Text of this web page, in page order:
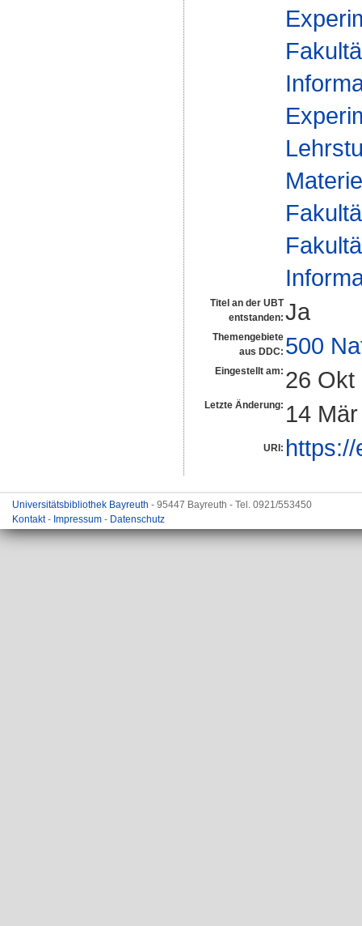
Titel an der UBT
entstanden: Ja
Themengebiete
aus DDC: 500
Eingestellt am: 26 Okt
Letzte Änderung: 14
URI:
Universitätsbibliothek Bayreuth - 95447 Bayreuth - Tel. 0921/553450
Kontakt- Impressum - Datenschutz